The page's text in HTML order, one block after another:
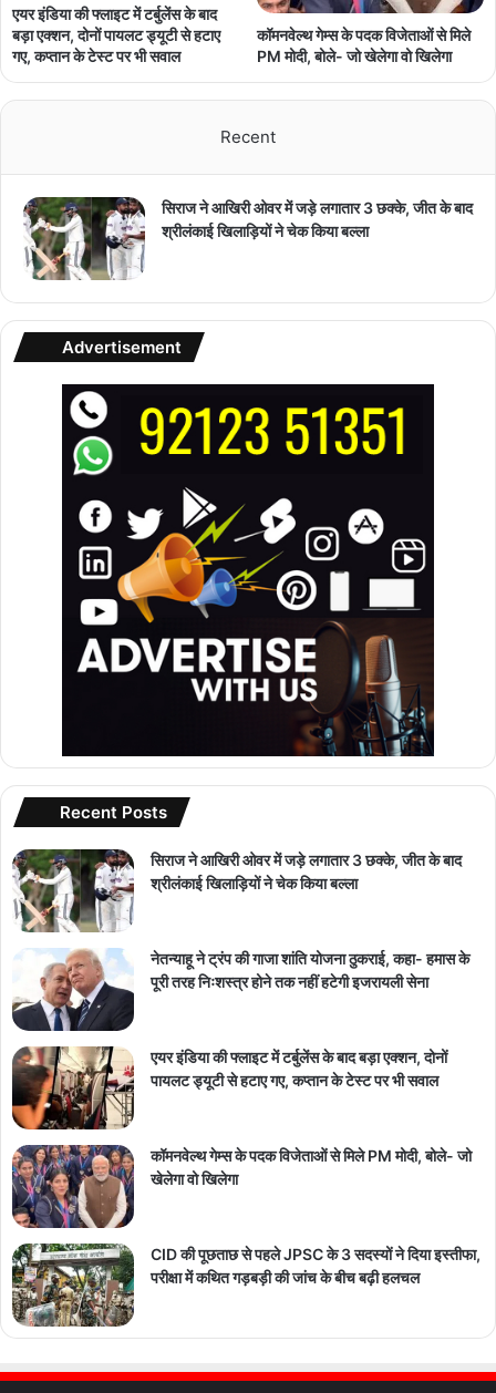
एयर इंडिया की फ्लाइट में टर्बुलेंस के बाद
बड़ा एक्शन, दोनों पायलट ड्यूटी से हटाए
गए, कप्तान के टेस्ट पर भी सवाल
कॉमनवेल्थ गेम्स के पदक विजेताओं से मिले
PM मोदी, बोले- जो खेलेगा वो खिलेगा
Recent
सिराज ने आखिरी ओवर में जड़े लगातार 3 छक्के, जीत के बाद
श्रीलंकाई खिलाड़ियों ने चेक किया बल्ला
Advertisement
Recent Posts
सिराज ने आखिरी ओवर में जड़े लगातार 3 छक्के, जीत के बाद
श्रीलंकाई खिलाड़ियों ने चेक किया बल्ला
नेतन्याहू ने ट्रंप की गाजा शांति योजना ठुकराई, कहा- हमास के
पूरी तरह निःशस्त्र होने तक नहीं हटेगी इजरायली सेना
एयर इंडिया की फ्लाइट में टर्बुलेंस के बाद बड़ा एक्शन, दोनों
पायलट ड्यूटी से हटाए गए, कप्तान के टेस्ट पर भी सवाल
कॉमनवेल्थ गेम्स के पदक विजेताओं से मिले PM मोदी, बोले- जो
खेलेगा वो खिलेगा
CID की पूछताछ से पहले JPSC के 3 सदस्यों ने दिया इस्तीफा,
परीक्षा में कथित गड़बड़ी की जांच के बीच बढ़ी हलचल